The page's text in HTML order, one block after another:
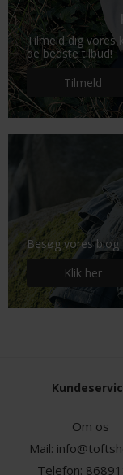
Tilmeld dig vores
de bedste tilbud!
Tilmeld
Besøg vores blog
Klik her
Om os
Mail:
Telefon: